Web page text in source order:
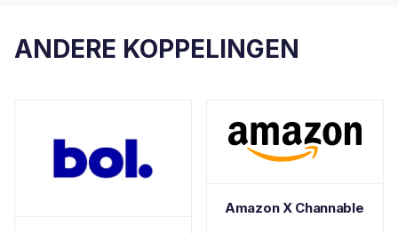
ANDERE KOPPELINGEN
Amazon X Channable